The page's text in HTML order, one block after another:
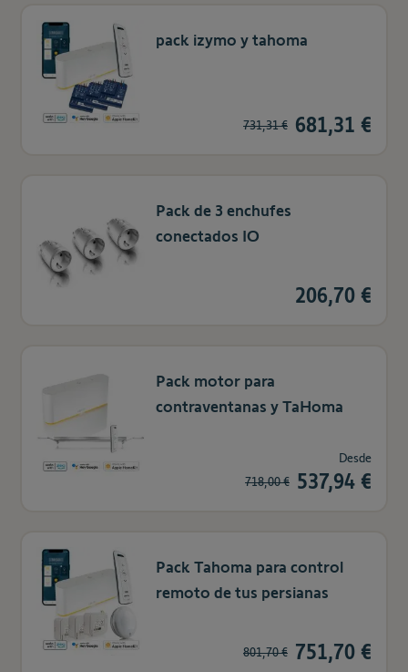
pack izymo y tahoma
681,31 €
731,31 €
Pack de 3 enchufes
conectados IO
206,70 €
Pack motor para
contraventanas y TaHoma
Desde
537,94 €
718,00 €
Pack Tahoma para control
remoto de tus persianas
751,70 €
801,70 €